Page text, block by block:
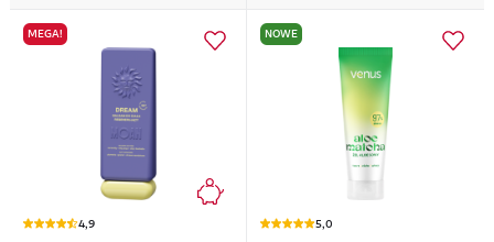
MEGA!
4,9
NOWE
5,0